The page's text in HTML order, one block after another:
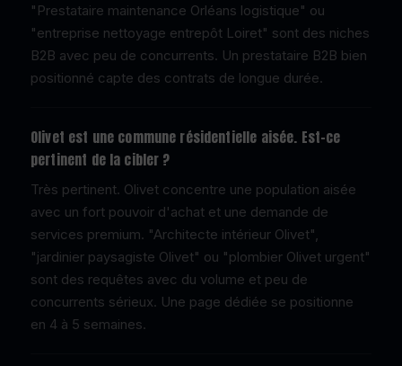
"Prestataire maintenance Orléans logistique" ou
"entreprise nettoyage entrepôt Loiret" sont des niches
B2B avec peu de concurrents. Un prestataire B2B bien
positionné capte des contrats de longue durée.
Olivet est une commune résidentielle aisée. Est-ce
pertinent de la cibler ?
Très pertinent. Olivet concentre une population aisée
avec un fort pouvoir d'achat et une demande de
services premium. "Architecte intérieur Olivet",
"jardinier paysagiste Olivet" ou "plombier Olivet urgent"
sont des requêtes avec du volume et peu de
concurrents sérieux. Une page dédiée se positionne
en 4 à 5 semaines.